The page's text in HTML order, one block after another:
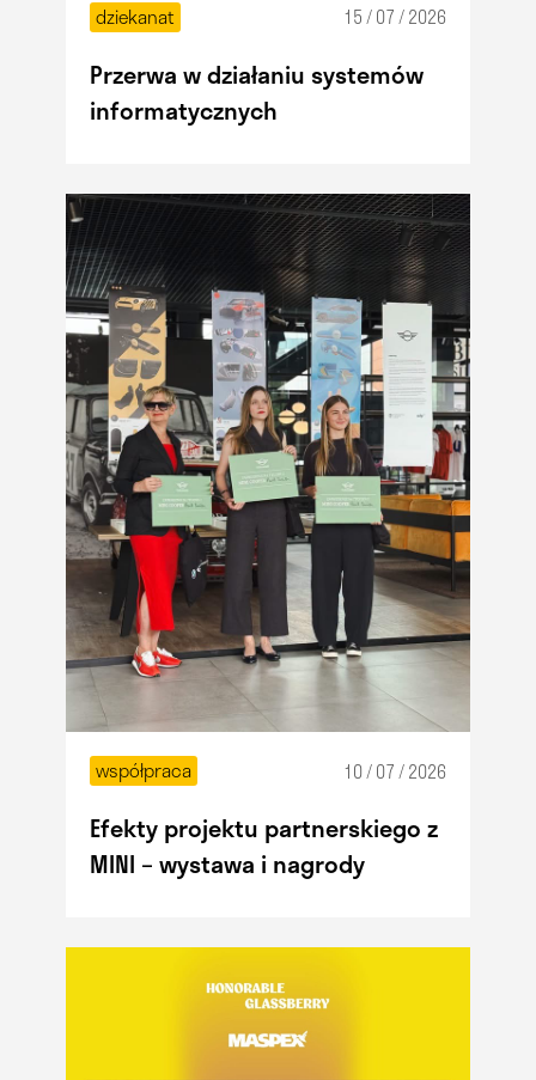
dziekanat 15 / 07 / 2026
Przerwa w działaniu systemów
informatycznych
współpraca 10 / 07 / 2026
Efekty projektu partnerskiego z
MINI – wystawa i nagrody